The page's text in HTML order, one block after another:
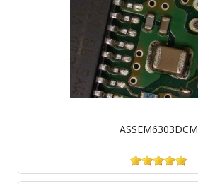
ASSEM6303DCM